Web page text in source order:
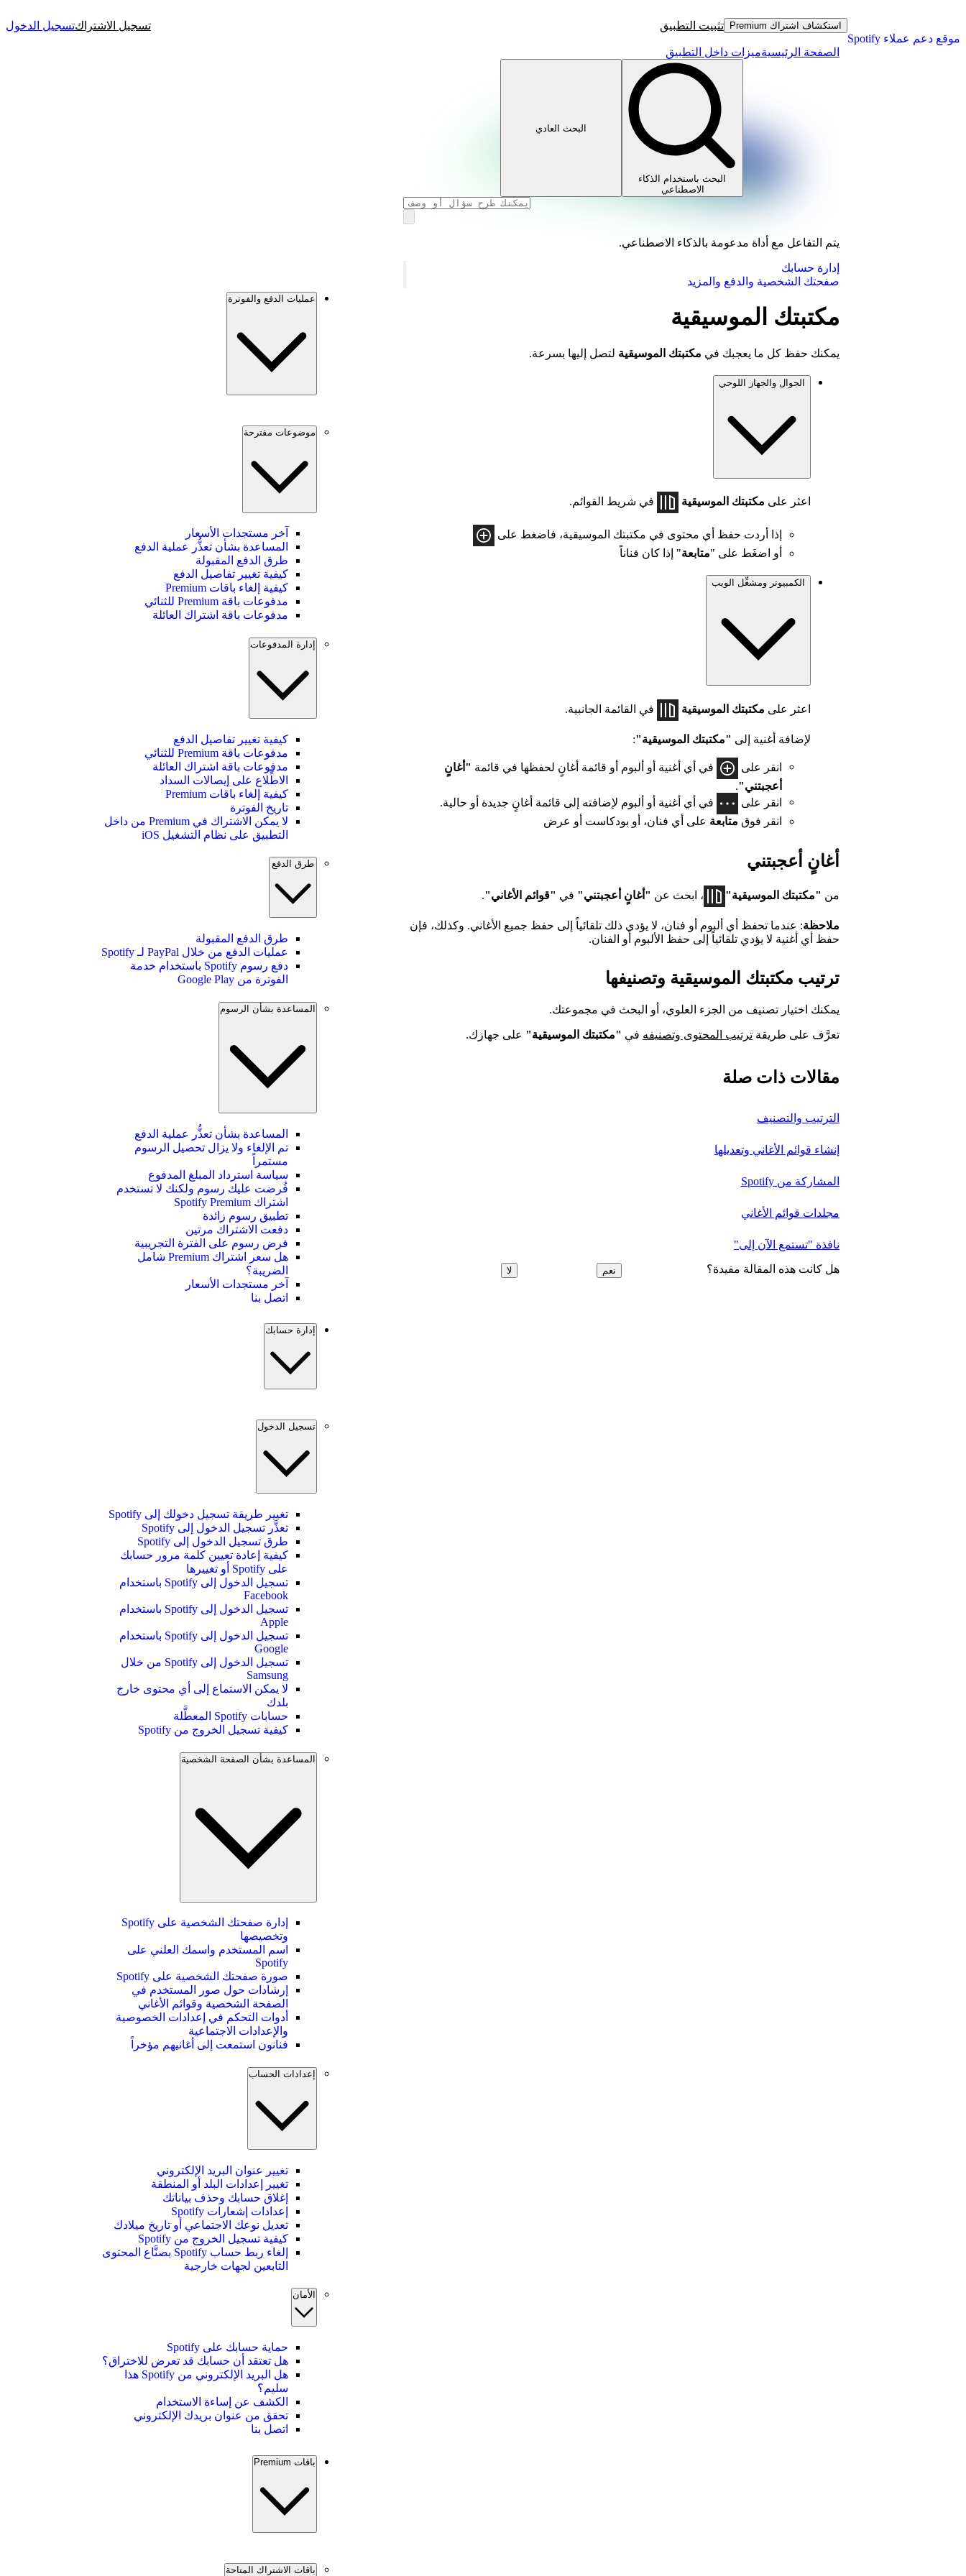
موقع دعم عملاء Spotify
استكشاف اشتراك Premium تثبيت التطبيق تسجيل الاشتراكتسجيل الدخول
الصفحة الرئيسيةميزات داخل التطبيق
البحث باستخدام الذكاء
الاصطناعي
البحث العادي
يتم التفاعل مع أداة مدعومة بالذكاء الاصطناعي.
إدارة حسابك
صفحتك الشخصية والدفع والمزيد
مكتبتك الموسيقية
يمكنك حفظ كل ما يعجبك في مكتبتك الموسيقية لتصل إليها بسرعة.
الجوال والجهاز اللوحي
اعثر على مكتبتك الموسيقية في شريط القوائم.
إذا أردت حفظ أي محتوى في مكتبتك الموسيقية، فاضغط على
أو اضغَط على "متابعة" إذا كان فناناً
الكمبيوتر ومشغِّل الويب
اعثر على مكتبتك الموسيقية في القائمة الجانبية.
لإضافة أغنية إلى "مكتبتك الموسيقية":
انقر على في أي أغنية أو ألبوم أو قائمة أغانٍ لحفظها في قائمة "أغانٍ
أعجبتني".
انقر على
في أي أغنية أو ألبوم لإضافته إلى قائمة أغانٍ جديدة أو حالية.
انقر فوق متابعة على أي فنان، أو بودكاست أو عرض
أغانٍ أعجبتني
من "مكتبتك الموسيقية" ، ابحث عن "أغانٍ أعجبتني" في "قوائم الأغاني"
ملاحظة: عندما تحفظ أي ألبوم أو فنان، لا يؤدي ذلك تلقائياً إلى حفظ جميع الأغاني. وكذلك، فإن
حفظ أي أغنية لا يؤدي تلقائياً إلى حفظ الألبوم أو الفنان.
ترتيب مكتبتك الموسيقية وتصنيفها
يمكنك اختيار تصنيف من الجزء العلوي، أو البحث في مجموعتك.
تعرَّف على طريقة ترتيب المحتوى وتصنيفه في "مكتبتك الموسيقية" على جهازك.
مقالات ذات صلة
الترتيب والتصنيف
إنشاء قوائم الأغاني وتعديلها
المشاركة من Spotify
مجلدات قوائم الأغاني
نافذة "تستمع الآن إلى"
هل كانت هذه المقالة مفيدة؟ نعم لا
عمليات الدفع والفوترة
موضوعات مقترحة
آخر مستجدات الأسعار
المساعدة بشأن تعذُّر عملية الدفع
طرق الدفع المقبولة
كيفية تغيير تفاصيل الدفع
كيفية إلغاء باقات Premium
مدفوعات باقة Premium للثنائي
مدفوعات باقة اشتراك العائلة
إدارة المدفوعات
كيفية تغيير تفاصيل الدفع
مدفوعات باقة Premium للثنائي
مدفوعات باقة اشتراك العائلة
الاطِّلاع على إيصالات السداد
كيفية إلغاء باقات Premium
تاريخ الفوترة
لا يمكن الاشتراك في Premium من داخل
التطبيق على نظام التشغيل iOS
طرق الدفع
طرق الدفع المقبولة
عمليات الدفع من خلال PayPal لـ Spotify
دفع رسوم Spotify باستخدام خدمة
الفوترة من Google Play
المساعدة بشأن الرسوم
المساعدة بشأن تعذُّر عملية الدفع
تم الإلغاء ولا يزال تحصيل الرسوم
مستمراً
سياسة استرداد المبلغ المدفوع
فُرضت عليك رسوم ولكنك لا تستخدم
اشتراك Spotify Premium
تطبيق رسوم زائدة
دفعت الاشتراك مرتين
فرض رسوم على الفترة التجريبية
هل سعر اشتراك Premium شامل
الضريبة؟
آخر مستجدات الأسعار
اتصل بنا
إدارة حسابك
تسجيل الدخول
تغيير طريقة تسجيل دخولك إلى Spotify
تعذَّر تسجيل الدخول إلى Spotify
طرق تسجيل الدخول إلى Spotify
كيفية إعادة تعيين كلمة مرور حسابك
على Spotify أو تغييرها
تسجيل الدخول إلى Spotify باستخدام
Facebook
تسجيل الدخول إلى Spotify باستخدام
Apple
تسجيل الدخول إلى Spotify باستخدام
Google
تسجيل الدخول إلى Spotify من خلال
Samsung
لا يمكن الاستماع إلى أي محتوى خارج
بلدك
حسابات Spotify المعطَّلة
كيفية تسجيل الخروج من Spotify
المساعدة بشأن الصفحة الشخصية
إدارة صفحتك الشخصية على Spotify
وتخصيصها
اسم المستخدم واسمك العلني على
Spotify
صورة صفحتك الشخصية على Spotify
إرشادات حول صور المستخدم في
الصفحة الشخصية وقوائم الأغاني
أدوات التحكم في إعدادات الخصوصية
والإعدادات الاجتماعية
فنانون استمعت إلى أغانيهم مؤخراً
إعدادات الحساب
تغيير عنوان البريد الإلكتروني
تغيير إعدادات البلد أو المنطقة
إغلاق حسابك وحذف بياناتك
إعدادات إشعارات Spotify
تعديل نوعك الاجتماعي أو تاريخ ميلادك
كيفية تسجيل الخروج من Spotify
إلغاء ربط حساب Spotify بصنَّاع المحتوى
التابعين لجهات خارجية
الأمان
حماية حسابك على Spotify
هل تعتقد أن حسابك قد تعرض للاختراق؟
هل البريد الإلكتروني من Spotify هذا
سليم؟
الكشف عن إساءة الاستخدام
تحقق من عنوان بريدك الإلكتروني
اتصل بنا
باقات Premium
باقات الاشتراك المتاحة